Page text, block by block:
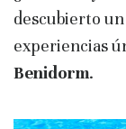
descubierto
experiencias
Benidorm.